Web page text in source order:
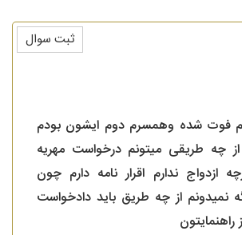
فوت شده وهمسرم دوم ایشون بودم
از چه طریقی میتونم درخواست مهریه
ازدواج ندارم اقرار نامه دارم چون
نمیدونم از چه طریق باید دادخواست
ثبت سوال